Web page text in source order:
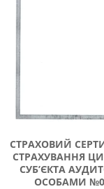
СТРАХОВИЙ
СТРАХУВАННЯ
СУБ’ЄКТА
ОСОБАМИ